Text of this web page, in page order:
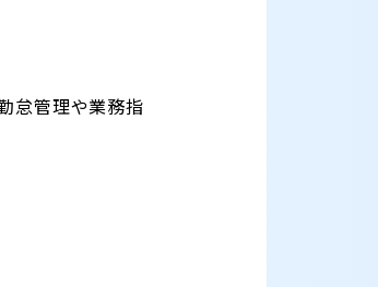
怠管理や業務指